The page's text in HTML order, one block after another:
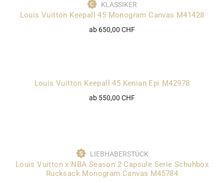
KLASSIKER
Louis Vuitton Keepall 45 Monogram Canvas M41428
ab 650,00 CHF
Louis Vuitton Keepall 45 Kenian Epi M42978
ab 550,00 CHF
LIEBHABERSTÜCK
Louis Vuitton x NBA Season 2 Capsule Serie Schuhbox
Rucksack Monogram Canvas M45784